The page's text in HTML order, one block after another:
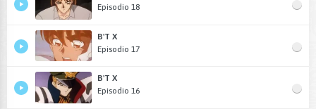
Episodio 18
B'T X
Episodio 17
B'T X
Episodio 16